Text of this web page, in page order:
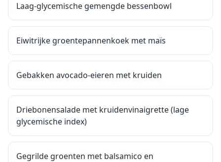
Laag-glycemische gemengde bessenbowl
Eiwitrijke groentepannenkoek met maïs
Gebakken avocado-eieren met kruiden
Driebonensalade met kruidenvinaigrette (lage
glycemische index)
Gegrilde groenten met balsamico en